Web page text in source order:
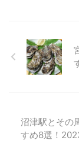
沼津駅とその
すめ8選！